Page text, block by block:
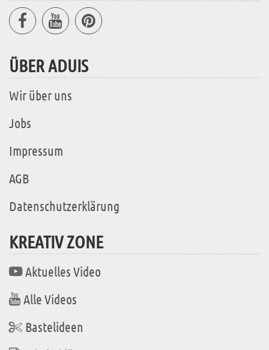
ÜBER ADUIS
Wir über uns
Jobs
Impressum
AGB
Datenschutzerklärung
KREATIV ZONE
Aktuelles Video
Alle Videos
Bastelideen